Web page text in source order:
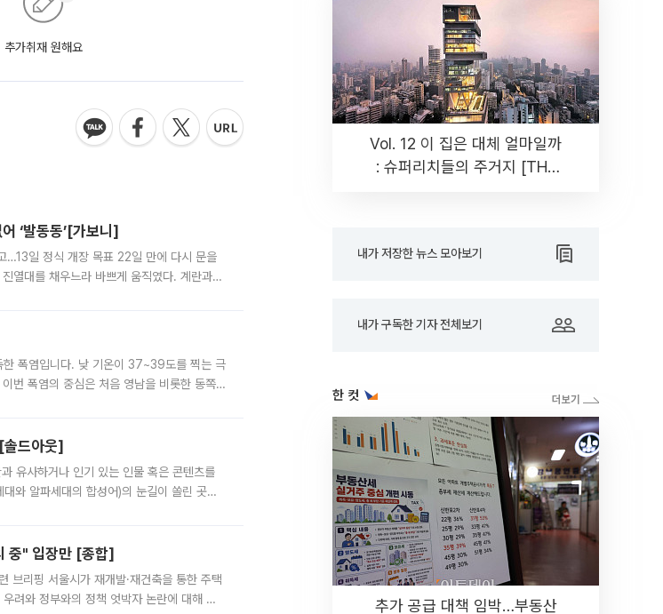
추가취재 원해요
‘발동동’[가보니]
…13일 정식 개장 목표 22일 만에 다시 문을
열대를 채우느라 바쁘게 움직였다. 계란과
한 폭염입니다. 낮 기온이 37~39도를 찍는 극
번 폭염의 중심은 처음 영남을 비롯한 동쪽
드아웃]
유사하거나 인기 있는 인물 혹은 콘텐츠를
와 알파세대의 합성어)의 눈길이 쏠린 곳은
중" 입장만 [종합]
브리핑 서울시가 재개발·재건축을 통한 주택
려와 정부와의 정책 엇박자 논란에 대해 정
Vol. 12 이 집은 대체 얼마일까
: 슈퍼리치들의 주거지 [THE
내가 저장한 뉴스 모아보기
내가 구독한 기자 전체보기
한 컷
추가 공급 대책 임박…부동산